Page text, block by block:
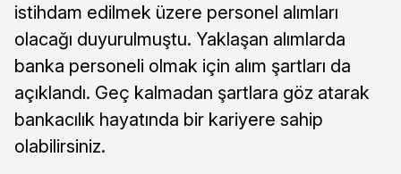
istihdam edilmek üzere personel alımları
olacağı duyurulmuştu. Yaklaşan alımlarda
banka personeli olmak için alım şartları da
açıklandı. Geç kalmadan şartlara göz atarak
bankacılık hayatında bir kariyere sahip
olabilirsiniz.